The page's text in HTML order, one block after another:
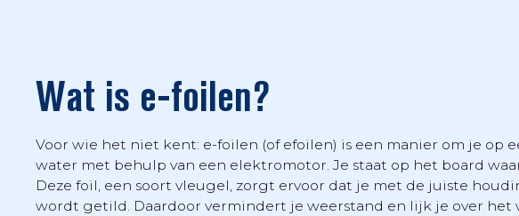
Wat is e-foilen?
Voor wie het niet kent: e-foilen (of efoilen) is een manier om je op
water met behulp van een elektromotor. Je staat op het board
Deze foil, een soort vleugel, zorgt ervoor dat je met de juiste
wordt getild. Daardoor vermindert je weerstand en lijk je over het